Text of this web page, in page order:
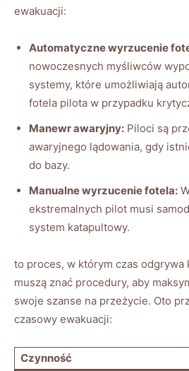
ewakuacji:
Automatyczne wyrzucenie
nowoczesnych myśliwców
systemy, które umożliwiają
fotela pilota w przypadku
Manewr awaryjny: Piloci są
awaryjnego lądowania, gdy
do bazy.
Manualne wyrzucenie fotela:
ekstremalnych pilot musi
system katapultowy.
to proces, w którym czas odgrywa
muszą znać procedury, aby
swoje szanse na przeżycie. Oto
czasowy ewakuacji:
Czynność